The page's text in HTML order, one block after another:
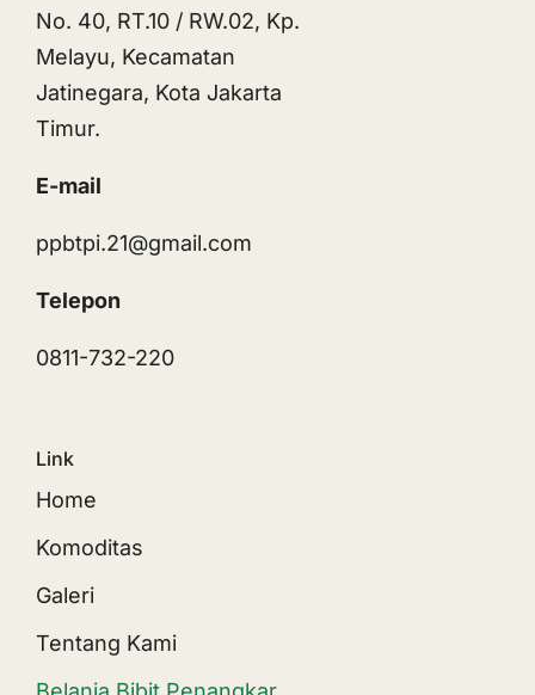
No. 40, RT.10 / RW.02, Kp.
Melayu, Kecamatan
Jatinegara, Kota Jakarta
Timur.
E-mail
ppbtpi.21@gmail.com
Telepon
0811-732-220
Link
Home
Komoditas
Galeri
Tentang Kami